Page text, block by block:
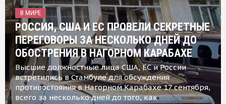
В МИРЕ
РОССИЯ, США И ЕС ПРОВЕЛИ СЕКРЕТНЫЕ
ПЕРЕГОВОРЫ ЗА НЕСКОЛЬКО ДНЕЙ ДО
ОБОСТРЕНИЯ В НАГОРНОМ КАРАБАХЕ
Высшие должностные лица США, ЕС и России
встретились в Стамбуле для обсуждения
противостояния в Нагорном Карабахе 17 сентября,
всего за несколько дней до того, как